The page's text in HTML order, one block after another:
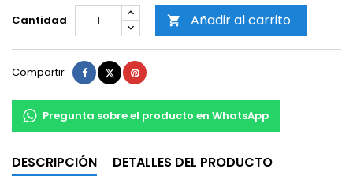
Cantidad
 Añadir al carrito
Compartir Compartir
TuitearPinterest
Pregunta sobre el producto en WhatsApp
DESCRIPCIÓN
DETALLES DEL PRODUCTO